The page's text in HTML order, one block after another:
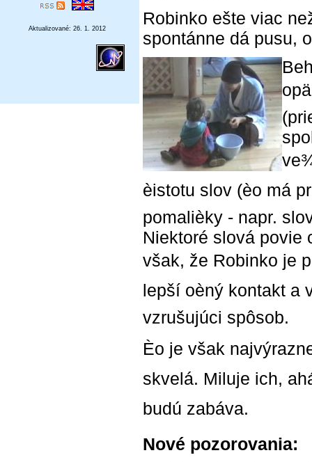
Aktualizované: 26. 1. 2012
Robinko ešte viac
spontánne dá pusu,
èistotu slov (èo má
pomalièky - napr.
Niektoré slová povie
však, že Robinko je
lepší oèný kontakt a
vzrušujúci spôsob.
Èo je však
skvelá. Miluje ich,
budú zabáva.
Nové pozorovania: